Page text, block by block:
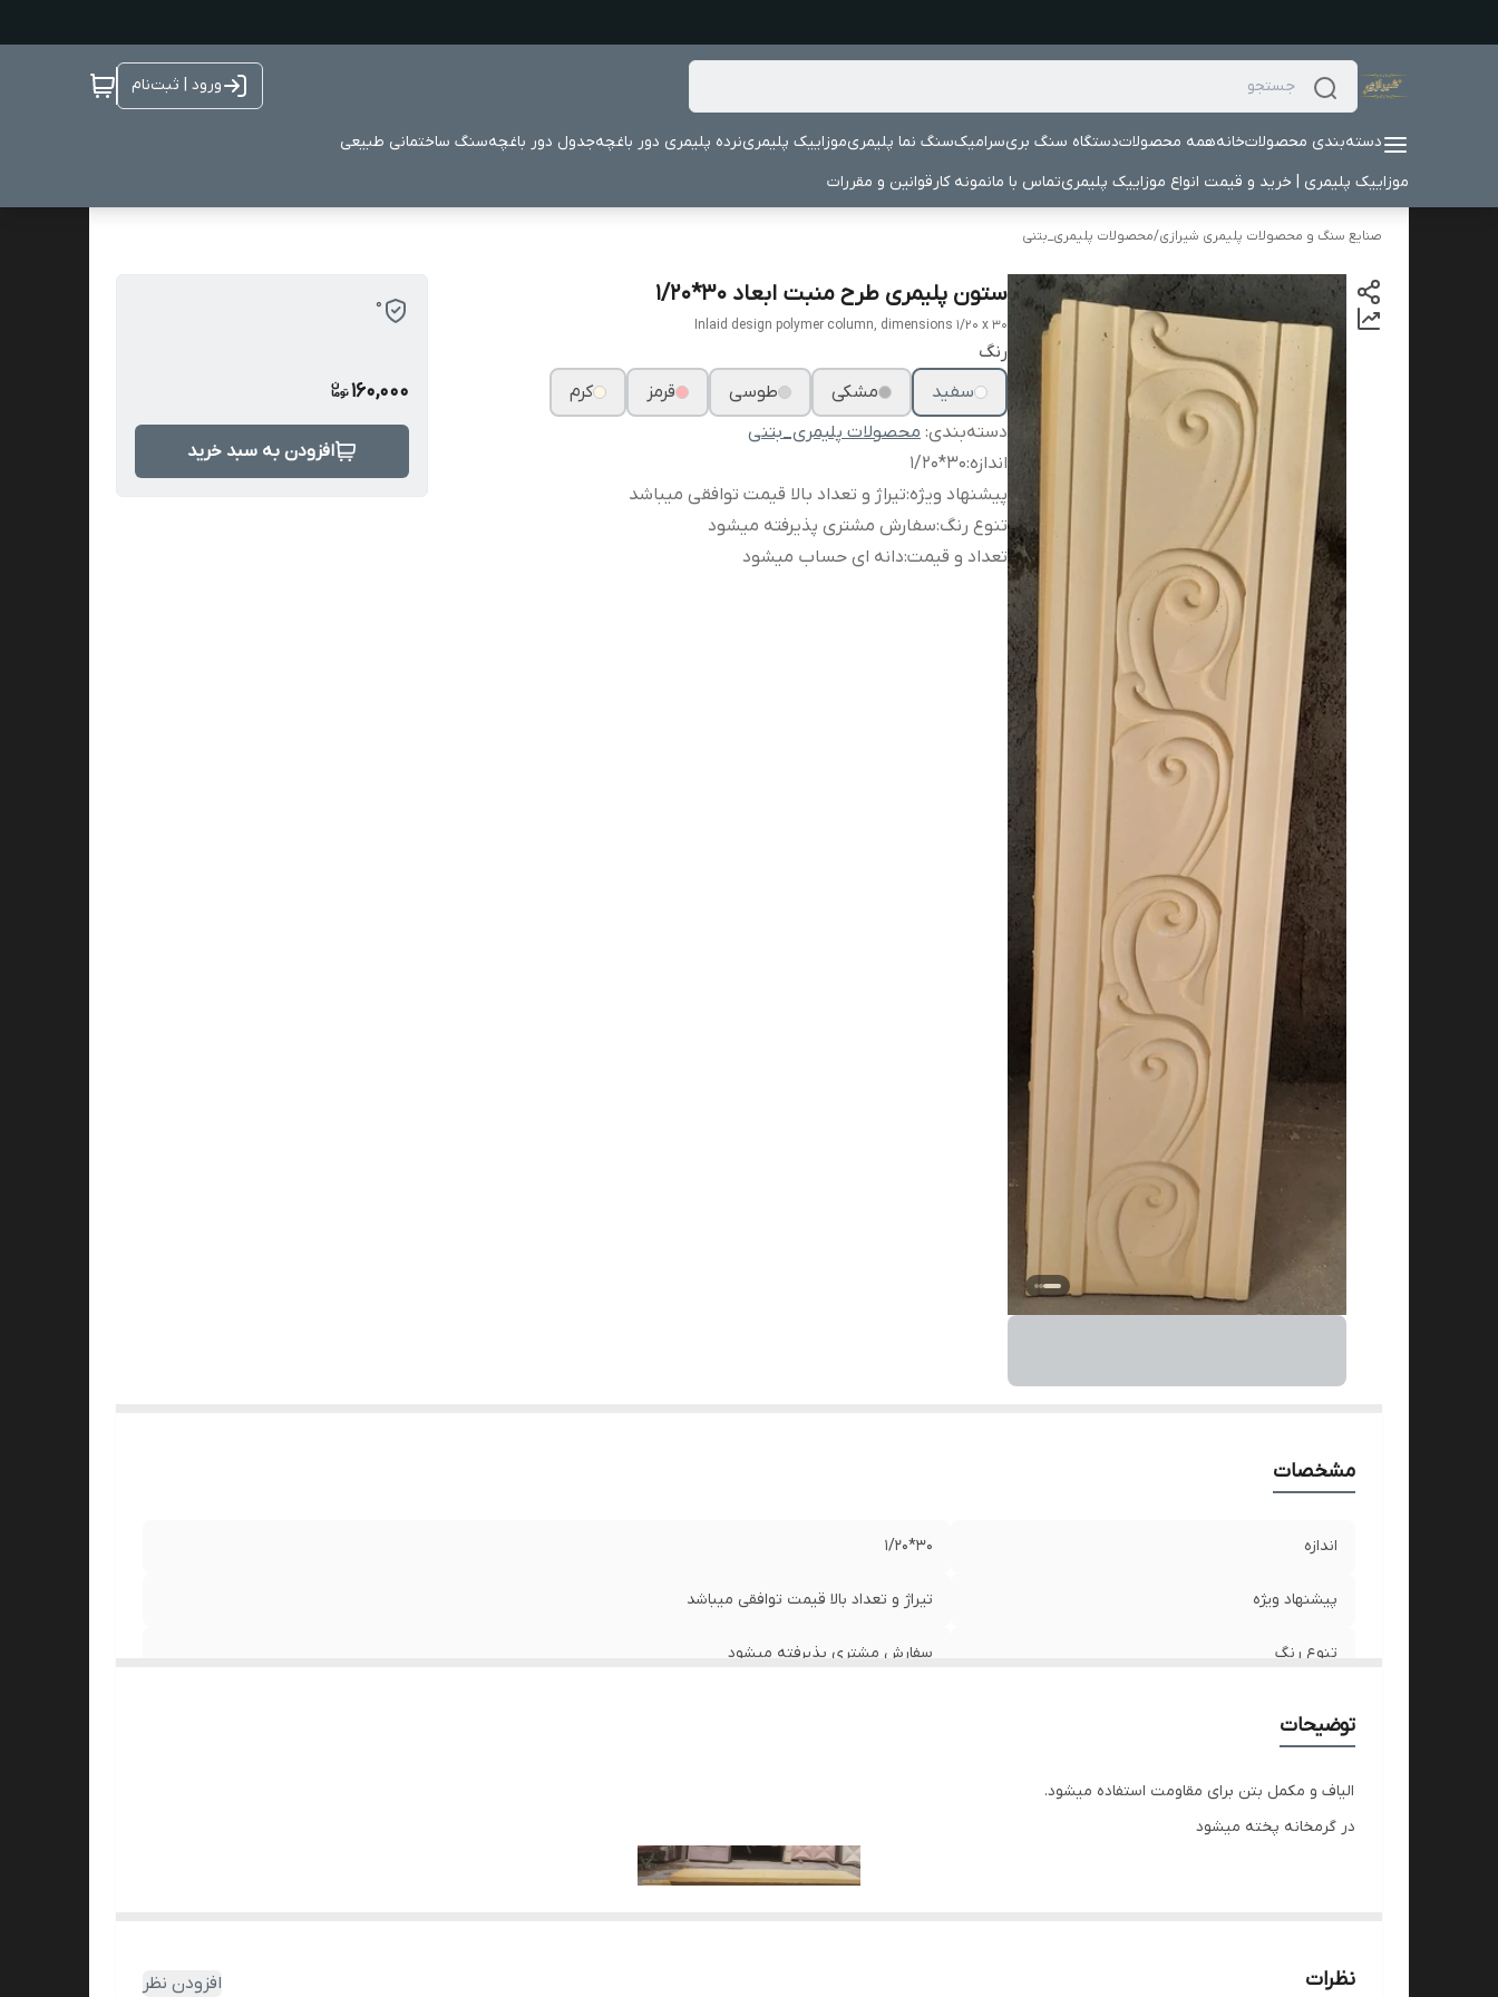
ورود | ثبت‌نام
دسته‌بندی محصولاتخانههمه محصولاتدستگاه سنگ بریسرامیکسنگ نما پلیمریموزاییک پلیمرینرده پلیمری دور باغچهجدول دور باغچهسنگ ساختمانی طبیعی
موزاییک پلیمری | خرید و قیمت انواع موزاییک پلیمریتماس با مانمونه کارقوانین و مقررات
صنایع سنگ و محصولات پلیمری شیرازی/محصولات پلیمری_بتنی
ستون پلیمری طرح منبت ابعاد ۳۰*۱/۲۰
Inlaid design polymer column, dimensions 1/20 x 30
رنگ
سفید
مشکی طوسی قرمز
کرم
دسته‌بندی: محصولات پلیمری_بتنی
اندازه:۳۰*۱/۲۰
پیشنهاد ویژه:تیراژ و تعداد بالا قیمت توافقی میباشد
تنوع رنگ:سفارش مشتری پذیرفته میشود
تعداد و قیمت:دانه ای حساب میشود
0
160,000
افزودن به سبد خرید
مشخصات
اندازه ۳۰*۱/۲۰
پیشنهاد ویژه تیراژ و تعداد بالا قیمت توافقی میباشد
تنوع رنگ سفارش مشتری پذیرفته میشود
توضیحات
الیاف و مکمل بتن برای مقاومت استفاده میشود.
در گرمخانه پخته میشود
نظرات افزودن نظر